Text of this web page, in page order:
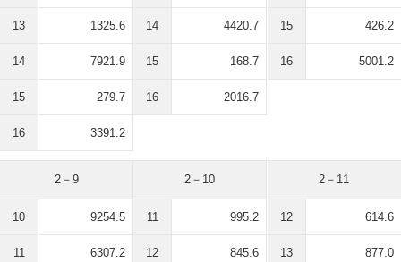
13 1325.6
14 7921.9
15 279.7
16 3391.2
14 4420.7
15 168.7
16 2016.7
15 426.2
16 5001.2
2－9
10 9254.5
11 6307.2
2－10
11 995.2
12 845.6
2－11
12 614.6
13 877.0